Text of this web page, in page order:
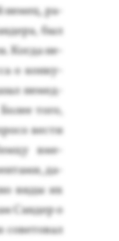
не­мец, ра­
был
Ког­да не­
о кон­ку­
не­мед­
то­го,
вес­ти
вме­
да­
ви­ды их
Сан­дер о
со­вето­вал